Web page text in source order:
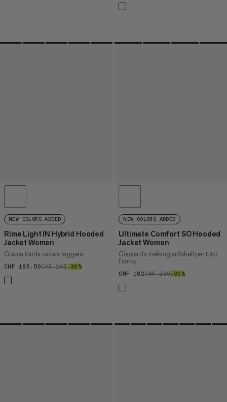
NEW COLORS ADDED
Rime Light IN Hybrid Hooded
Jacket Women
Giacca ibrida isolata leggera
CHF 185.50CHF 185.50
CHF 265CHF 265
–30%
NEW COLORS ADDED
Ultimate Comfort SO Hooded
Jacket Women
Giacca da trekking softshell per tutto
l'anno.
CHF 182CHF 182
CHF 260CHF 260
–30%